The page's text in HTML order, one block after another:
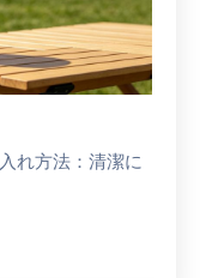
れ方法：清潔に